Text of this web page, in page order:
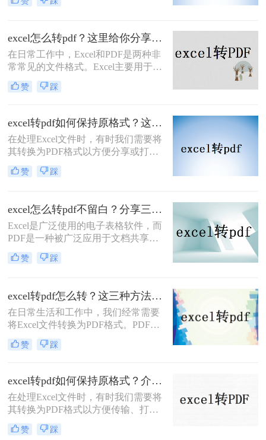
巧。
保存或分享，以确保表格的格式和内
PDF文件具有跨平台性、不可编辑性
和高清晰度等特点，使得它成为了一
种理想的文件格式。本文将详细介绍
excel表格怎样生成pdf文件，帮助大家
更好地完成相关操作。
excel怎么转pdf？这里给你分享这二种操作方法！
在日常工作中，Excel和PDF是两种非
常常见的文件格式。Excel主要用于数
据管理和分析，而PDF则因其不可编
辑和跨平台的特性，常用于文档分享
件转换为PDF格式，以便在不需要修
改内容的情况下分享或打印文档。本
文将指导您excel怎么转pdf，并介绍两
种常用的方法。
赞 踩
excel转pdf如何保持原格式？这三种方法原格式不丢失！
​在处理Excel文件时，有时我们需要将
其转换为PDF格式以方便分享或打
印。保持格式不变是转换过程中一个
重要的要求。那么excel转pdf如何保持
时保持原格式。
赞 踩
excel怎么转pdf不留白？分享三个简单而有效的方法！
Excel是广泛使用的电子表格软件，而
PDF是一种被广泛应用于文档共享和
打印的格式。所以，很多人都在寻找
将Excel文件转换成PDF文件的方法。
况。那么excel怎么转pdf不留白呢？在
本文中，我们将向您介绍三个简单而
有效的方法，让您能够快速将Excel文
件转换成PDF文件，而且不会出现任
何留白。
赞 踩
excel转pdf怎么转？这三种方法很好用！
在日常生活和工作中，我们经常需要
将Excel文件转换为PDF格式。PDF格
式的文件具有跨平台、跨设备的特
点，能够确保文档在不同环境下的一
呢？本文将为您介绍三种简单易行的
Excel转PDF方法。
赞 踩
excel转pdf如何保持原格式？介绍三种方式！
在处理Excel文件时，有时我们需要将
其转换为PDF格式以方便传输、打印
或在线分享。但是，将Excel文件转换
为PDF时，可能会遇到格式变化或失
赞 踩